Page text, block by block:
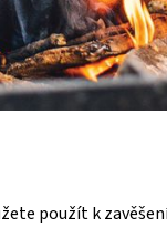
použít k